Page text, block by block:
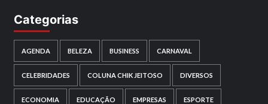
Categorias
AGENDA BELEZA BUSINESS CARNAVAL
CELEBRIDADES COLUNA CHIK JEITOSO DIVERSOS
ECONOMIA EDUCAÇÃO EMPRESAS ESPORTE